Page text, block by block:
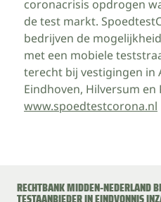
coronacrisis opdrogen
de test markt.
bedrijven de
met een mobiele
terecht bij vestigingen in
Eindhoven, Hilversum en
www.spoedtestcorona.nl
RECHTBANK MIDDEN‑NEDERLAND